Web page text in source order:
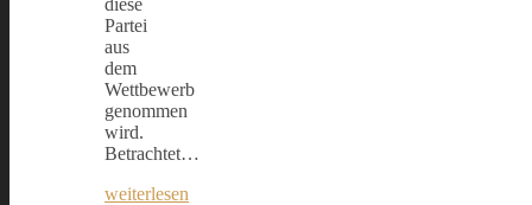
Partei
aus
dem
Wettbewerb
genommen
wird.
Betrachtet…
weiterlesen